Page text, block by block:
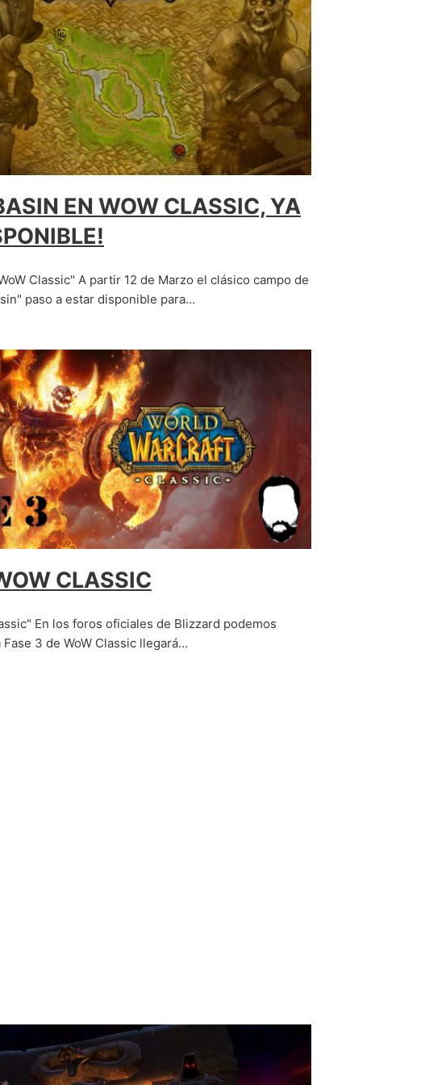
BÁSICA
EN WOW CLASSIC, YA
Classic" A partir 12 de Marzo el clásico campo de
paso a estar disponible para…
CLASSIC
En los foros oficiales de Blizzard podemos
3 de WoW Classic llegará…